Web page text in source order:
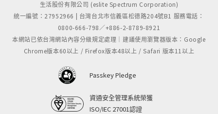
生活股份有限公司 (eslite Spectrum Corporation)
統一編號：27952966 | 台灣台北市信義區松德路204號B1 服務電話：
0800-666-798／+886-2-8789-8921
本網站已依台灣網站內容分級規定處理｜建議使用瀏覽器版本：Google
Chrome版本60以上 / Firefox版本48以上 / Safari 版本11以上
Passkey Pledge
資通安全管理系統榮獲
ISO/IEC 27001認證